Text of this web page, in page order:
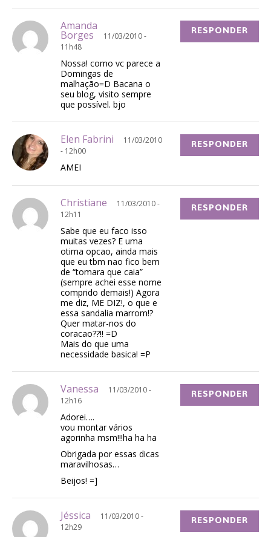
Amanda
Borges
11/03/2010 -
11h48
Nossa! como vc parece a
Domingas de
malhação=D Bacana o
seu blog, visito sempre
que possível. bjo
RESPONDER
Elen Fabrini
11/03/2010
- 12h00
AMEI
RESPONDER
Christiane
11/03/2010 -
12h11
Sabe que eu faco isso
muitas vezes? E uma
otima opcao, ainda mais
que eu tbm nao fico bem
de “tomara que caia”
(sempre achei esse nome
comprido demais!) Agora
me diz, ME DIZ!, o que e
essa sandalia marrom!?
Quer matar-nos do
coracao??!! =D
Mais do que uma
necessidade basica! =P
RESPONDER
Vanessa
11/03/2010 -
12h16
Adorei….
vou montar vários
agorinha msm!!!ha ha ha
Obrigada por essas dicas
maravilhosas…
Beijos! =]
RESPONDER
Jéssica
11/03/2010 -
12h29
RESPONDER